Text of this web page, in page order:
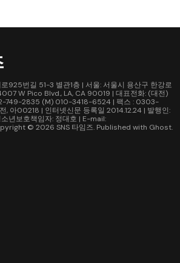
925번길 51-3 별관1층 | 서울: 서울시 용산구 한강로
W Pico Blvd., LA, CA 90019 | 대표전화: (대전)
2835 (M) 010-3418-6524 | 팩스 : 0303-
아00218 | 인터넷신문 등록일 2014.12.24 | 발행인:
년보호책임자: 정대호 | E-mail:
© 2026 SNS 타임즈. Published with Ghost.